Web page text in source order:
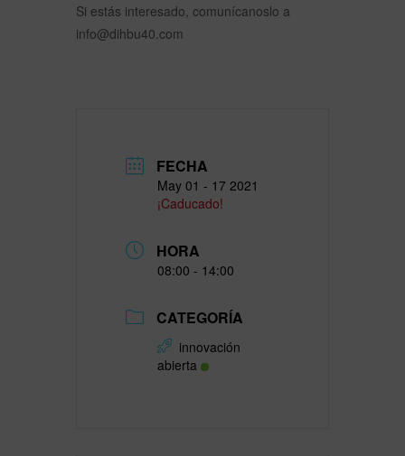
Si estás interesado, comunícanoslo a
info@dihbu40.com
FECHA
May 01 - 17 2021
¡Caducado!
HORA
08:00 - 14:00
CATEGORÍA
innovación
abierta